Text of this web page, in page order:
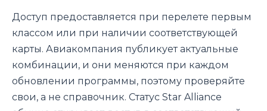
Доступ предоставляется при перелете первым
классом или при наличии соответствующей
карты. Авиакомпания публикует актуальные
комбинации, и они меняются при каждом
обновлении программы, поэтому проверяйте
свои, а не справочник. Статус Star Alliance